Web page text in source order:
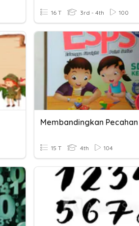
16 T 3rd - 4th 100
Membandingkan Pecahan
15 T 4th 104